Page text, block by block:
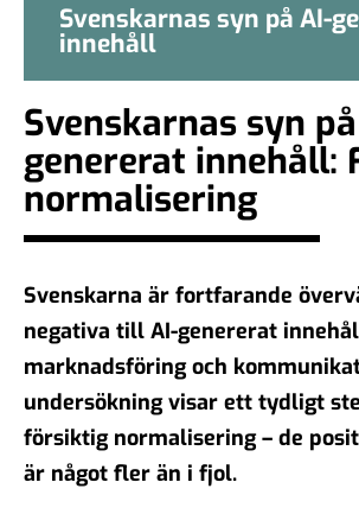
Svenskarnas syn på AI-
innehåll
Svenskarnas syn
genererat innehåll:
normalisering
Svenskarna är fortfarande
negativa till AI-genererat
marknadsföring och
undersökning visar ett tydligt
försiktig normalisering – de
är något fler än i fjol.